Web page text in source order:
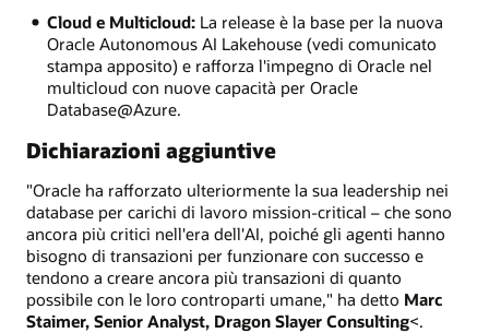
Cloud e Multicloud:La release è la base per la nuova
Oracle Autonomous AI Lakehouse (vedi comunicato
stampa apposito) e rafforza l'impegno di Oracle nel
multicloud con nuove capacità per Oracle
Database@Azure.
Dichiarazioni aggiuntive
"Oracle ha rafforzato ulteriormente la sua leadership nei
database per carichi di lavoro mission-critical – che sono
ancora più critici nell'era dell'AI, poiché gli agenti hanno
bisogno di transazioni per funzionare con successo e
tendono a creare ancora più transazioni di quanto
possibile con le loro controparti umane," ha detto Marc
Staimer, Senior Analyst, Dragon Slayer Consulting<.